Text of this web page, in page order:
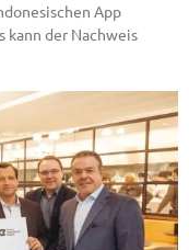
App
kann der Nachweis